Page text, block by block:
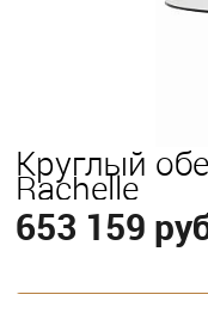
Круглый
Rachelle
653 159